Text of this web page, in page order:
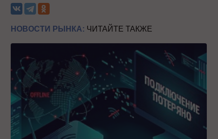
НОВОСТИ РЫНКА: ЧИТАЙТЕ ТАКЖЕ